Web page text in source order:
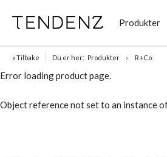
Produkter
« Tilbake Du er her: Produkter R+Co
Error loading product page.
Object reference not set to an instance